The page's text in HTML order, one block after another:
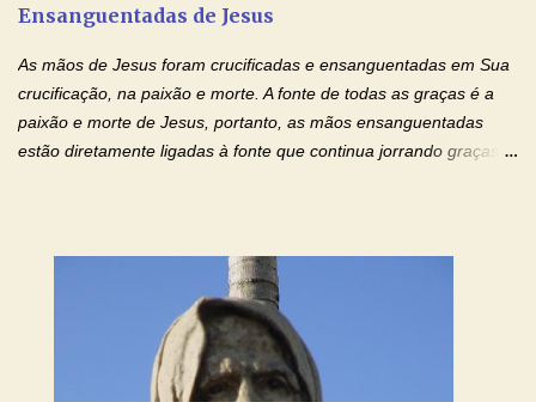
interesse, não se irrita, não guarda rancor. Não se alegra com a
Ensanguentadas de Jesus
As mãos de Jesus foram crucificadas e ensanguentadas em Sua
crucificação, na paixão e morte. A fonte de todas as graças é a
paixão e morte de Jesus, portanto, as mãos ensanguentadas
estão diretamente ligadas à fonte que continua jorrando graças
ensanguentadas, chagadas e abertas, sobre mim, neste
momento. Sinto-me completamente sem forças para prosseguir,
carregando as minhas cruzes. Preciso que a força e o poder de
Tuas Mãos, que suportaram a mais profunda dor ao serem
pregadas na Cruz, reergam-me e curem-me agora. Jesus, não